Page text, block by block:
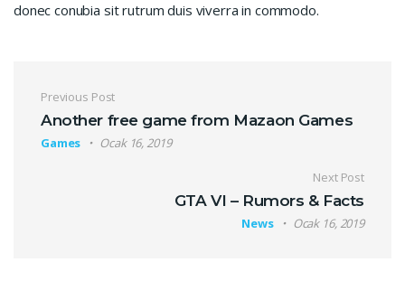
donec conubia sit rutrum duis viverra in commodo.
Yazı gezinmesi
Previous Post
Another free game from Mazaon Games
Games Ocak 16, 2019
Next Post
GTA VI – Rumors & Facts
News Ocak 16, 2019